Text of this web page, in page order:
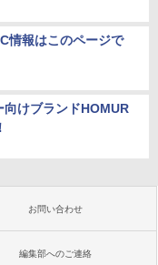
情報はこのページで
向けブランドHOMUR
お問い合わせ
編集部へのご連絡